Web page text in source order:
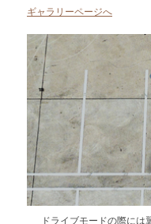
ギャラリーページへ
ドライブモードの際には